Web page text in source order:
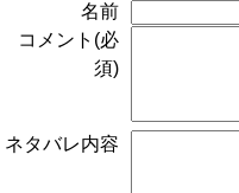
名前
コメント(必
須)
ネタバレ内容